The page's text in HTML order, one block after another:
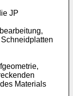
JP
Materials